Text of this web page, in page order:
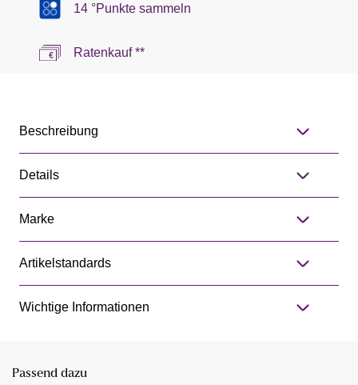
14 °Punkte sammeln
Ratenkauf **
Beschreibung
Details
Marke
Artikelstandards
Wichtige Informationen
Passend dazu